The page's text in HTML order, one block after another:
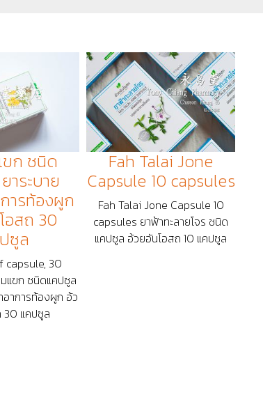
ขก ชนิด
าระบาย
ารท้องผูก
อสถ 30
ซูล
capsule, 30
แขก ชนิดแคปซูล
อาการท้องผูก อ้ว
30 แคปซูล
Fah Talai Jone
Capsule 10 capsules
Fah Talai Jone Capsule 10
capsules ยาฟ้าทะลายโจร ชนิด
แคปซูล อ้วยอันโอสถ 10 แคปซูล